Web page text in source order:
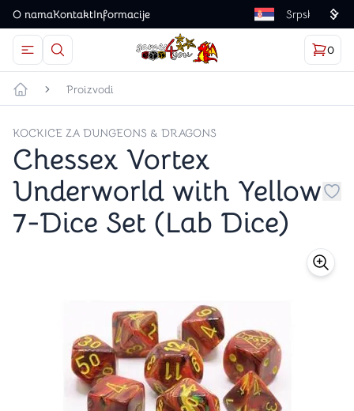
O namaKontaktInformacije Language
Otvorite meni
Dugme u obliku lupe predstavlja ikonicu za
Games4you logo
0
Početna strana
Proizvodi
KOCKICE ZA DUNGEONS & DRAGONS
Chessex Vortex
Underworld with Yellow
7-Dice Set (Lab Dice)